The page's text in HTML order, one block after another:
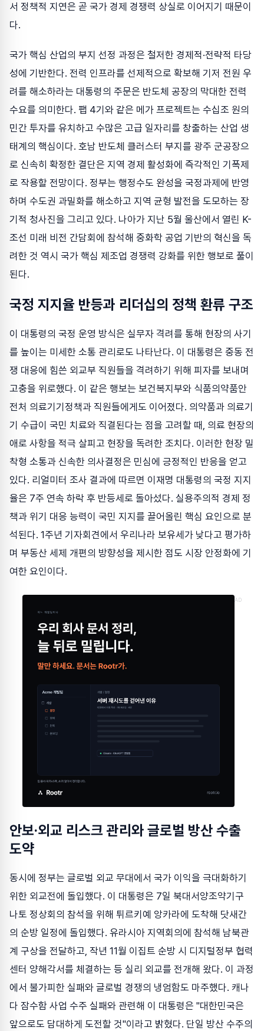
서 정책적 지연은 곧 국가 경제 경쟁력 상실로 이어지기 때문이
다.
국가 핵심 산업의 부지 선정 과정은 철저한 경제적·전략적 타당
성에 기반한다. 전력 인프라를 선제적으로 확보해 기저 전원 우
려를 해소하라는 대통령의 주문은 반도체 공장의 막대한 전력
수요를 의미한다. 팹 4기와 같은 메가 프로젝트는 수십조 원의
민간 투자를 유치하고 수많은 고급 일자리를 창출하는 산업 생
태계의 핵심이다. 호남 반도체 클러스터 부지를 광주 군공장으
로 신속히 확정한 결단은 지역 경제 활성화에 즉각적인 기폭제
로 작용할 전망이다. 정부는 행정수도 완성을 국정과제에 반영
하며 수도권 과밀화를 해소하고 지역 균형 발전을 도모하는 장
기적 청사진을 그리고 있다. 나아가 지난 5월 울산에서 열린 K-
조선 미래 비전 간담회에 참석해 중화학 공업 기반의 혁신을 독
려한 것 역시 국가 핵심 제조업 경쟁력 강화를 위한 행보로 풀이
된다.
국정 지지율 반등과 리더십의 정책 환류 구조
이 대통령의 국정 운영 방식은 실무자 격려를 통해 현장의 사기
를 높이는 미세한 소통 관리로도 나타난다. 이 대통령은 중동 전
쟁 대응에 힘쓴 외교부 직원들을 격려하기 위해 피자를 보내며
고충을 위로했다. 이 같은 행보는 보건복지부와 식품의약품안
전처 의료기기정책과 직원들에게도 이어졌다. 의약품과 의료기
기 수급이 국민 치료와 직결된다는 점을 고려할 때, 의료 현장의
애로 사항을 적극 살피고 현장을 독려한 조치다. 이러한 현장 밀
착형 소통과 신속한 의사결정은 민심에 긍정적인 반응을 얻고
있다. 리얼미터 조사 결과에 따르면 이재명 대통령의 국정 지지
율은 7주 연속 하락 후 반등세로 돌아섰다. 실용주의적 경제 정
책과 위기 대응 능력이 국민 지지를 끌어올린 핵심 요인으로 분
석된다. 1주년 기자회견에서 우리나라 보유세가 낮다고 평가하
며 부동산 세제 개편의 방향성을 제시한 점도 시장 안정화에 기
여한 요인이다.
AD
안보·외교 리스크 관리와 글로벌 방산 수출
도약
동시에 정부는 글로벌 외교 무대에서 국가 이익을 극대화하기
위한 외교전에 돌입했다. 이 대통령은 7일 북대서양조약기구
나토 정상회의 참석을 위해 튀르키예 앙카라에 도착해 닷새간
의 순방 일정에 돌입했다. 유라시아 지역회의에 참석해 남북관
계 구상을 전달하고, 작년 11월 이집트 순방 시 디지털정부 협력
센터 양해각서를 체결하는 등 실리 외교를 전개해 왔다. 이 과정
에서 불가피한 실패와 글로벌 경쟁의 냉엄함도 마주했다. 캐나
다 잠수함 사업 수주 실패와 관련해 이 대통령은 "대한민국은
앞으로도 담대하게 도전할 것"이라고 밝혔다. 단일 방산 수주의